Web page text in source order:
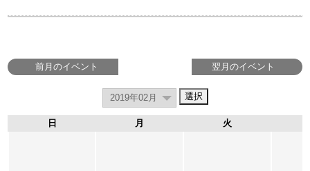
前月のイベント 翌月のイベント
日 月 火